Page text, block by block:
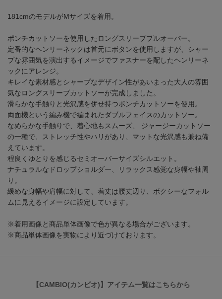
181cmのモデルがMサイズを着用。
ポンチカットソーを使用したロングスリーブプルオーバー。
定番的なヘンリーネックは首元にボタンを使用しますが、シャー
プな雰囲気を演出するイメージでファスナーを配したヘンリーネ
ックにアレンジ。
キレイな素材感とシャープなデザイン性があいまった大人の雰囲
気なロングスリーブカットソーが完成しました。
滑らかな手触りと光沢感を併せ持つポンチカットソーを使用。
両面機という編み機で編まれたダブルフェイスのカットソー。
なめらかな手触りで、着心地もスムーズ、 ジャージーカットソー
の一種で、ストレッチ性やハリがあり、マットな光沢感も兼ね備
えています。
程良くゆとりを感じるセミオーバーサイズシルエット。
ナチュラルなドロップショルダー、リラックス感覚な身幅や袖周
り。
緩めな身幅や肩幅に対して、着丈は腰丈辺り、ボクシーなフォル
ムに見えるイメージに設定しています。
※着用画像と商品単体画像で色が異なる場合がございます。
※商品単体画像を実物により近づけております。
【CAMBIO(カンビオ)】アイテム一覧はこちらから